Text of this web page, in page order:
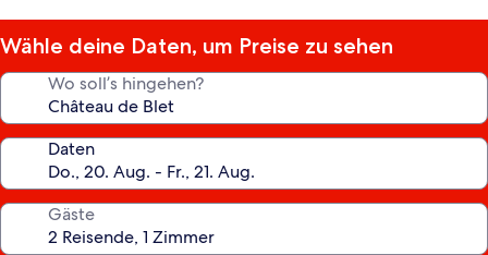
Wähle deine Daten, um Preise zu sehen
Wo soll’s hingehen?
Daten
Gäste